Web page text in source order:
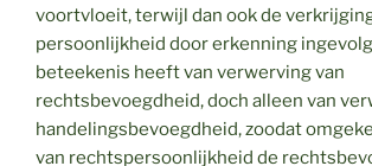
voortvloeit, terwijl dan ook de
persoonlijkheid door erkenning
betee­kenis heeft van verwerving van
rechtsbevoegdheid, doch alleen van
handelingsbevoegdheid, zoodat
van rechtspersoonlijkheid de